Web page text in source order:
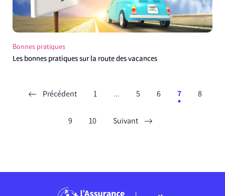
Bonnes pratiques
Les bonnes pratiques sur la route des vacances
Précédent 1 ... 5 6 7 8
9 10 Suivant